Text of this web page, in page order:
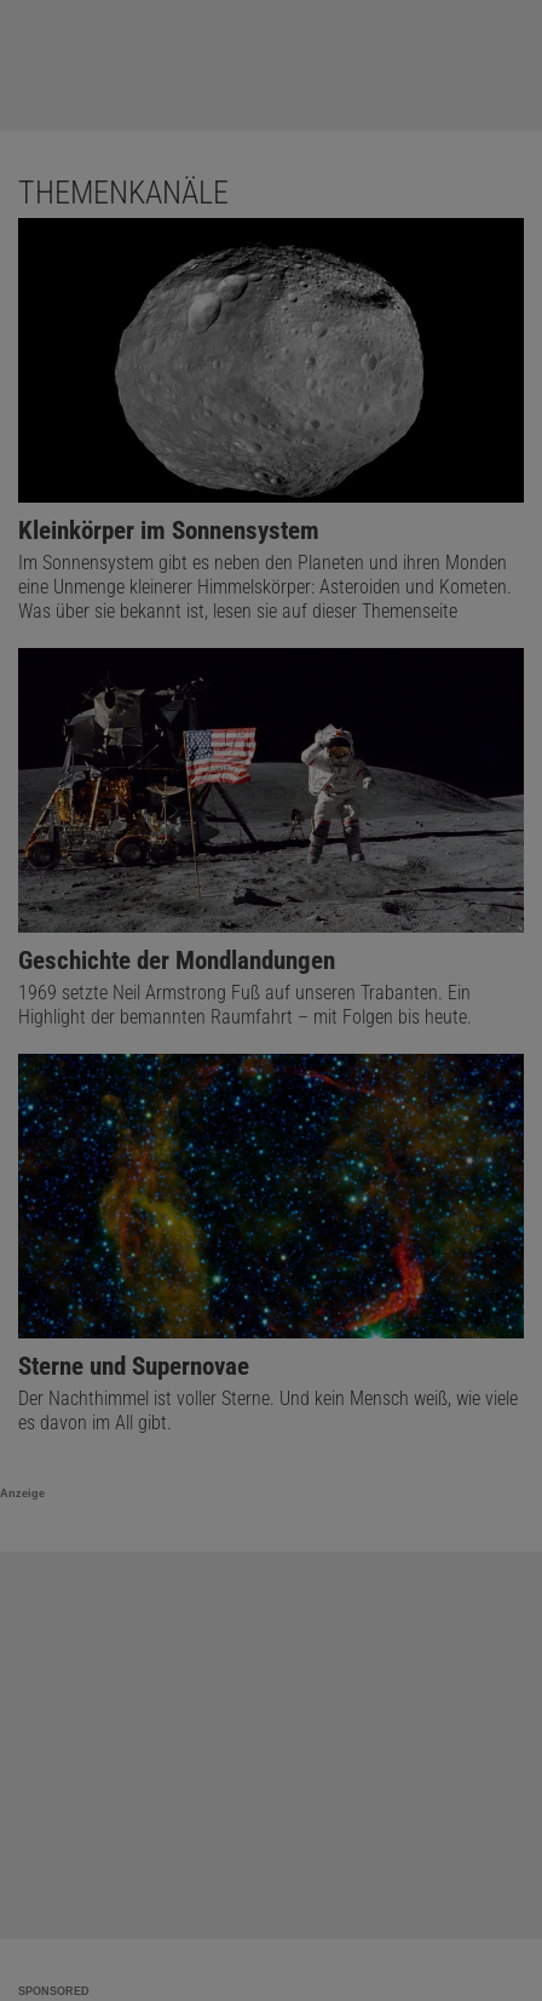
THEMENKANÄLE
Kleinkörper im Sonnensystem
Im Sonnensystem gibt es neben den Planeten und ihren Monden
eine Unmenge kleinerer Himmelskörper: Asteroiden und Kometen.
Was über sie bekannt ist, lesen sie auf dieser Themenseite
Geschichte der Mondlandungen
1969 setzte Neil Armstrong Fuß auf unseren Trabanten. Ein
Highlight der bemannten Raumfahrt – mit Folgen bis heute.
Sterne und Supernovae
Der Nachthimmel ist voller Sterne. Und kein Mensch weiß, wie viele
es davon im All gibt.
Anzeige
SPONSORED